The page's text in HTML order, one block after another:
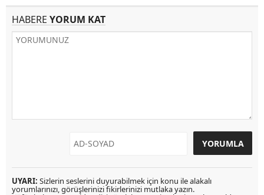
HABERE YORUM KAT
UYARI: Sizlerin seslerini duyurabilmek için konu ile alakalı
yorumlarınızı, görüşlerinizi fikirlerinizi mutlaka yazın.